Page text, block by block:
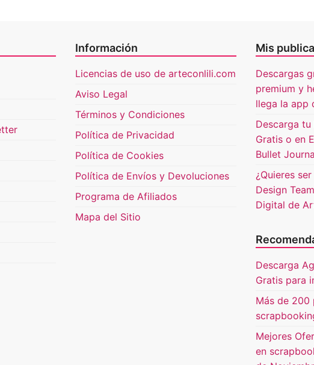
Información
Licencias de uso de arteconlili.com
Aviso Legal
Términos y Condiciones
Política de Privacidad
Política de Cookies
Política de Envíos y Devoluciones
Programa de Afiliados
Mapa del Sitio
Mis
Descargas
premium y
llega la app
Descarga
Gratis o en
Bullet
¿Quieres
Design
Digital de
Descarga
Gratis para
Más de 200
Mejores
en